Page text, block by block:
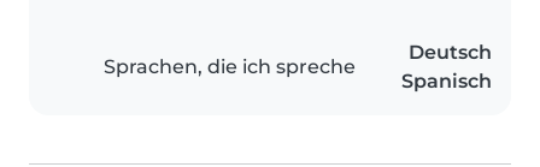
Sprachen, die ich spreche
Deutsch
Spanisch